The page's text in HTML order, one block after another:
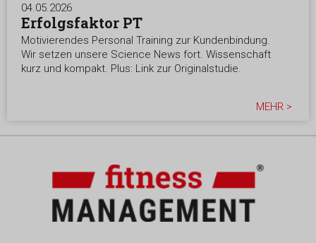
04.05.2026
Erfolgsfaktor PT
Motivierendes Personal Training zur Kundenbindung.
Wir setzen unsere Science News fort. Wissenschaft
kurz und kompakt. Plus: Link zur Originalstudie.
MEHR >